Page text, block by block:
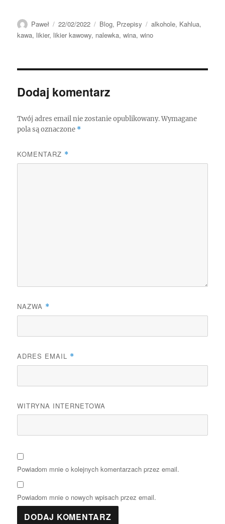
Autor
Paweł
Data
publikacji
22/02/2022 Kategorie
Blog, Przepisy Tagi
alkohole, Kahlua,
kawa, likier, likier kawowy, nalewka,wina,wino
Dodaj komentarz
Twój adres email nie zostanie opublikowany. Wymagane
pola są oznaczone *
KOMENTARZ *
NAZWA *
ADRES EMAIL *
WITRYNA INTERNETOWA
Powiadom mnie o kolejnych komentarzach przez email.
Powiadom mnie o nowych wpisach przez email.